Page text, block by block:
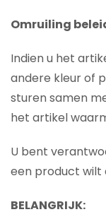
Omruiling
Indien u het
andere kleur of
sturen samen
het artikel
U bent
een product wilt
BELANGRIJK: